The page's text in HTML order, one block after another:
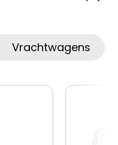
Vrachtwagens